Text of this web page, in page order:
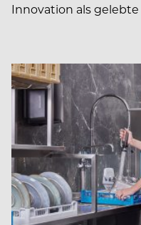
Innovation als